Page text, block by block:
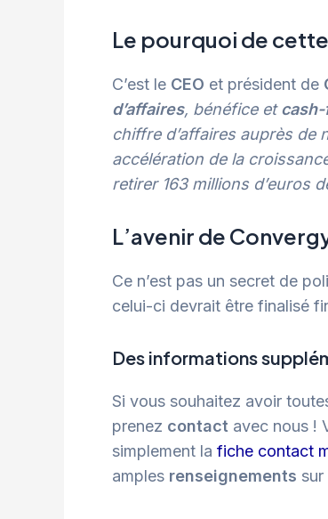
Le pourquoi de
C’est le CEO et président de
d’affaires, bénéfice et
chiffre d’affaires auprès de
accélération de la
retirer 163 millions d’euros
L’avenir de
Ce n’est pas un secret de
celui-ci devrait être finalisé
Des informations
Si vous souhaitez avoir
prenez contact avec nous !
simplement la fiche contact
amples renseignements sur